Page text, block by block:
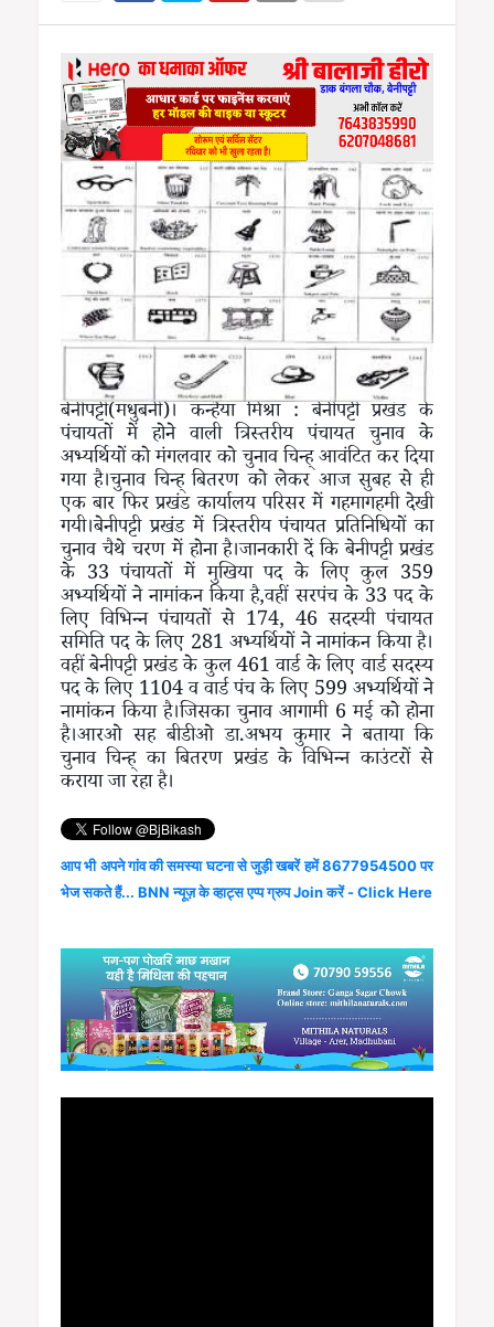
बेनीपट्टी(मधुबनी)। कन्हैया मिश्रा : बेनीपट्टी प्रखंड के
पंचायतों में होने वाली त्रिस्तरीय पंचायत चुनाव के
अभ्यर्थियों को मंगलवार को चुनाव चिन्ह् आवंटित कर दिया
गया है।चुनाव चिन्ह् बितरण को लेकर आज सुबह से ही
एक बार फिर प्रखंड कार्यालय परिसर में गहमागहमी देखी
गयी।बेनीपट्टी प्रखंड में त्रिस्तरीय पंचायत प्रतिनिधियों का
चुनाव चैथे चरण में होना है।जानकारी दें कि बेनीपट्टी प्रखंड
के 33 पंचायतों में मुखिया पद के लिए कुल 359
अभ्यर्थियों ने नामांकन किया है,वहीं सरपंच के 33 पद के
लिए विभिन्न पंचायतों से 174, 46 सदस्यी पंचायत
समिति पद के लिए 281 अभ्यर्थियों ने नामांकन किया है।
वहीं बेनीपट्टी प्रखंड के कुल 461 वार्ड के लिए वार्ड सदस्य
पद के लिए 1104 व वार्ड पंच के लिए 599 अभ्यर्थियों ने
नामांकन किया है।जिसका चुनाव आगामी 6 मई को होना
है।आरओ सह बीडीओ डा.अभय कुमार ने बताया कि
चुनाव चिन्ह् का बितरण प्रखंड के विभिन्न काउंटरों से
कराया जा रहा है।
आप भी अपने गांव की समस्या घटना से जुड़ी खबरें हमें 8677954500 पर
भेज सकते हैं... BNN न्यूज़ के व्हाट्स एप्प ग्रुप Join करें - Click Here